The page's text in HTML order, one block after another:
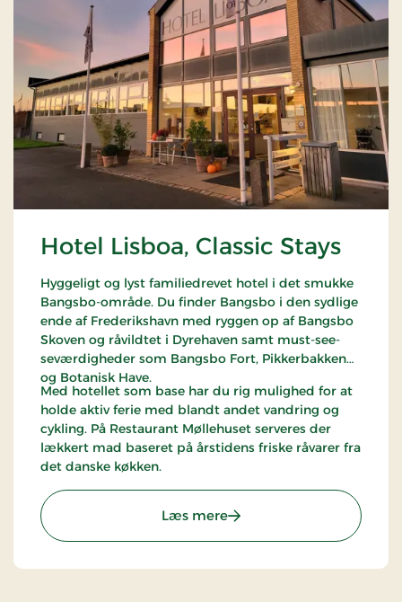
Hotel Lisboa, Classic Stays
Hyggeligt og lyst familiedrevet hotel i det smukke
Bangsbo-område. Du finder Bangsbo i den sydlige
ende af Frederikshavn med ryggen op af Bangsbo
Skoven og råvildtet i Dyrehaven samt must-see-
seværdigheder som Bangsbo Fort, Pikkerbakken
og Botanisk Have.
Med hotellet som base har du rig mulighed for at
holde aktiv ferie med blandt andet vandring og
cykling. På Restaurant Møllehuset serveres der
lækkert mad baseret på årstidens friske råvarer fra
det danske køkken.
Læs mere: Hotel Lisboa, Classic